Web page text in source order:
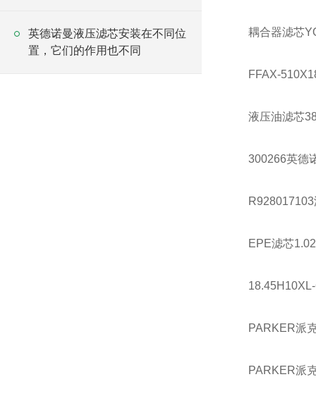
英德诺曼液压滤芯安装在不同位
置，它们的作用也不同
耦合器滤芯
FFAX-
液压油滤芯
300266英德
R928017103
EPE滤芯
PARKER派
PARKER派